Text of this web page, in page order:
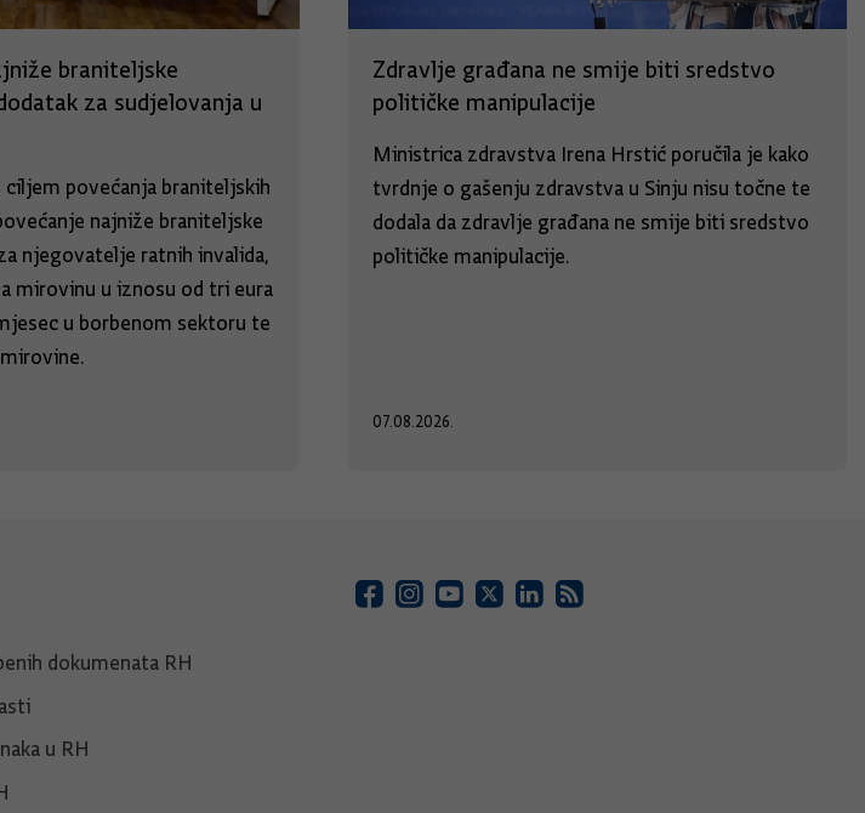
braniteljske
za sudjelovanja u
ciljem povećanja braniteljskih
najniže braniteljske
njegovatelje ratnih invalida,
mirovinu u iznosu od tri eura
u borbenom sektoru te
Zdravlje građana ne smije biti sredstvo
političke manipulacije
Ministrica zdravstva Irena Hrstić poručila je kako
tvrdnje o gašenju zdravstva u Sinju nisu točne te
dodala da zdravlje građana ne smije biti sredstvo
političke manipulacije.
07.08.2026.
dokumenata RH
u RH